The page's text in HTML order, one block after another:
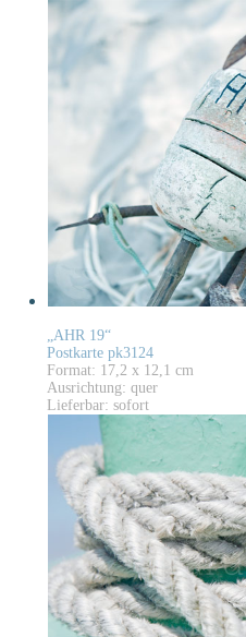
„AHR 19“
Postkarte pk3124
Format: 17,2 x 12,1 cm
Ausrichtung: quer
Lieferbar: sofort